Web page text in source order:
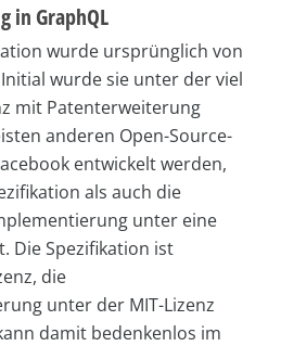
in GraphQL
wurde ursprünglich von
wurde sie unter der viel
mit Patenterweiterung
anderen Open-Source-
entwickelt werden,
als auch die
unter eine
Die Spezifikation ist
die
unter der MIT-Lizenz
damit bedenkenlos im